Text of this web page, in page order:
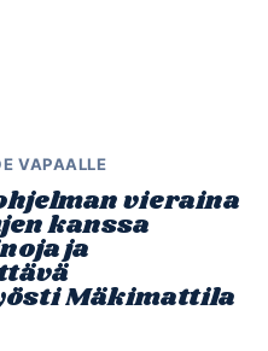
VAPAALLE
vieraina
kanssa
ja
Mäkimattila